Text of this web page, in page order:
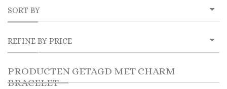
SORT BY
REFINE BY PRICE
PRODUCTEN GETAGD MET CHARM
BRACELET